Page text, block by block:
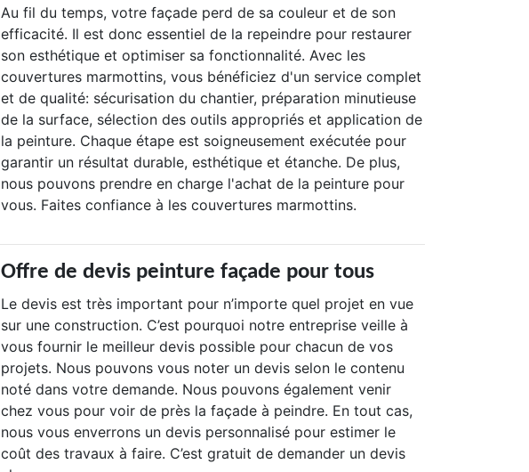
Au fil du temps, votre façade perd de sa couleur et de son
efficacité. Il est donc essentiel de la repeindre pour restaurer
son esthétique et optimiser sa fonctionnalité. Avec les
couvertures marmottins, vous bénéficiez d'un service complet
et de qualité: sécurisation du chantier, préparation minutieuse
de la surface, sélection des outils appropriés et application de
la peinture. Chaque étape est soigneusement exécutée pour
garantir un résultat durable, esthétique et étanche. De plus,
nous pouvons prendre en charge l'achat de la peinture pour
vous. Faites confiance à les couvertures marmottins.
Offre de devis peinture façade pour tous
Le devis est très important pour n’importe quel projet en vue
sur une construction. C’est pourquoi notre entreprise veille à
vous fournir le meilleur devis possible pour chacun de vos
projets. Nous pouvons vous noter un devis selon le contenu
noté dans votre demande. Nous pouvons également venir
chez vous pour voir de près la façade à peindre. En tout cas,
nous vous enverrons un devis personnalisé pour estimer le
coût des travaux à faire. C’est gratuit de demander un devis